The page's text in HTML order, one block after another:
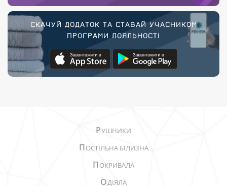
СКАЧУЙ ДОДАТОК ТА СТАВАЙ УЧАСНИКОМ
ПРОГРАМИ ЛОЯЛЬНОСТІ
РУШНИКИ
ПОСТІЛЬНА БІЛИЗНА
ПОКРИВАЛА
ОДІЯЛА